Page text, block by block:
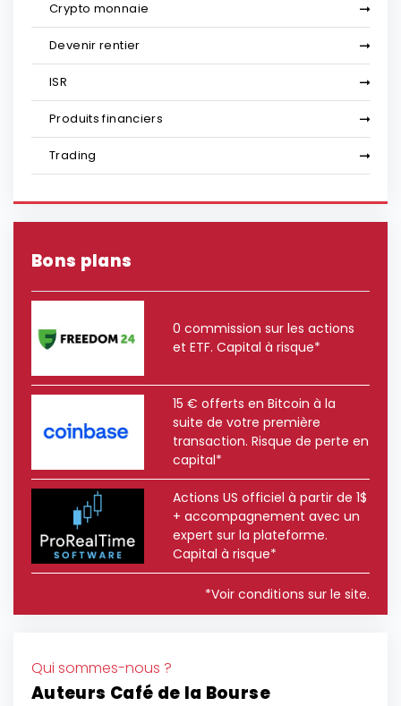
Crypto monnaie
Devenir rentier
ISR
Produits financiers
Trading
Bons plans
0 commission sur les actions
et ETF. Capital à risque*
15 € offerts en Bitcoin à la
suite de votre première
transaction. Risque de perte en
capital*
Actions US officiel à partir de 1$
+ accompagnement avec un
expert sur la plateforme.
Capital à risque*
*Voir conditions sur le site.
Qui sommes-nous ?
Auteurs Café de la Bourse